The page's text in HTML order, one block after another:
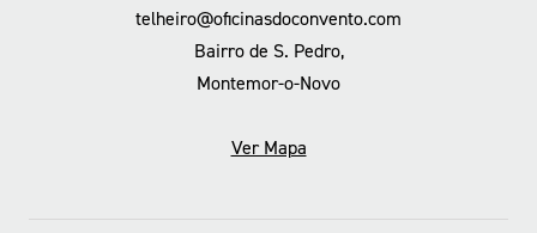
telheiro@oficinasdoconvento.com
Bairro de S. Pedro,
Montemor-o-Novo
Ver Mapa